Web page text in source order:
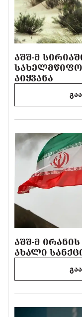
ᲐᲨᲨ-Მ
ᲐᲘᲧᲕᲐᲜᲐ
ᲐᲨᲨ-Მ
ᲐᲮᲐᲚᲘ